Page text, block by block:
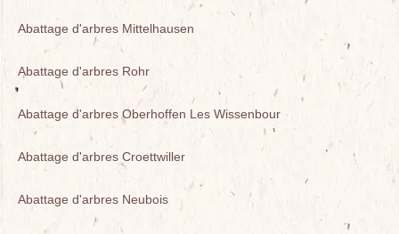
Abattage d'arbres Mittelhausen
Abattage d'arbres Rohr
Abattage d'arbres Oberhoffen Les Wissenbour
Abattage d'arbres Croettwiller
Abattage d'arbres Neubois